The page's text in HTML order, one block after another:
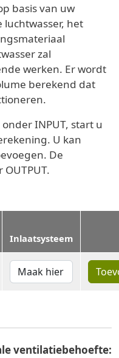
basis van uw
het
zal
werken. Er wordt
berekend dat
INPUT, start u
U kan
De
Inlaatsysteem
ventilatiebehoefte: